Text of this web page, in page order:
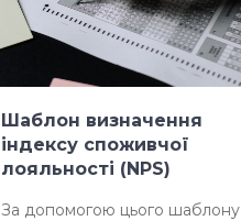
Шаблон визначення
індексу споживчої
лояльності (NPS)
За допомогою цього шаблону